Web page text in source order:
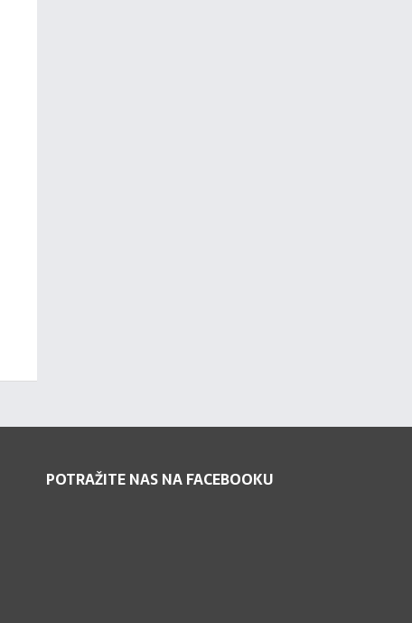
POTRAŽITE NAS NA FACEBOOKU